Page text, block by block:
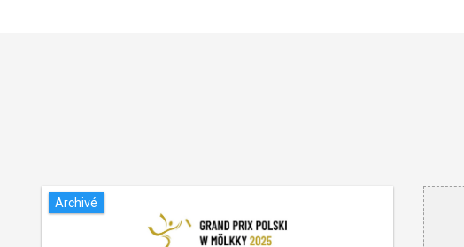
Archivé